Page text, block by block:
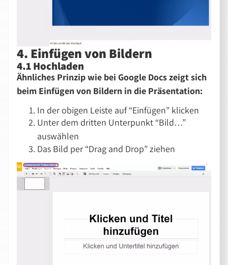
4. Einfügen von Bildern
4.1 Hochladen
Ähnliches Prinzip wie bei Google Docs zeigt sich
beim Einfügen von Bildern in die Präsentation:
In der obigen Leiste auf “Einfügen” klicken
Unter dem dritten Unterpunkt “Bild…”
auswählen
Das Bild per “Drag and Drop” ziehen